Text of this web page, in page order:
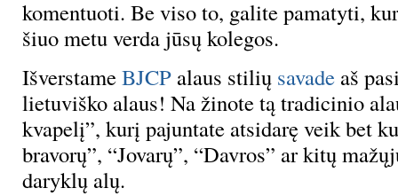
komentuoti. Be viso to, galite pamatyti,
šiuo metu verda jūsų kolegos.
IšverstameBJCP alaus stilių savade aš
lietuviško alaus! Na žinote tą tradicinio
kvapelį”, kurį pajuntate atsidarę veik bet
bravorų”, “Jovarų”, “Davros” ar kitų
daryklų alų.